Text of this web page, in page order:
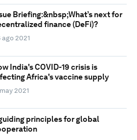
Briefing:&nbsp;What’s next for
finance (DeFi)?
ago 2021
India's COVID-19 crisis is
Africa's vaccine supply
2021
principles for global